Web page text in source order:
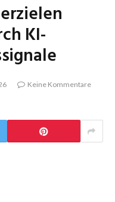
KI-
Keine Kommentare